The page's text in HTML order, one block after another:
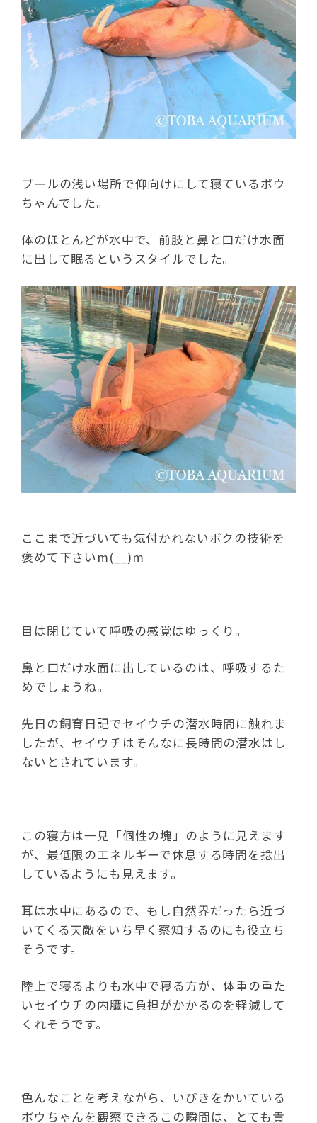
プールの浅い場所で仰向けにして寝ているポウ
ちゃんでした。
体のほとんどが水中で、前肢と鼻と口だけ水面
に出して眠るというスタイルでした。
ここまで近づいても気付かれないボクの技術を
褒めて下さいm(__)m
目は閉じていて呼吸の感覚はゆっくり。
鼻と口だけ水面に出しているのは、呼吸するた
めでしょうね。
先日の飼育日記でセイウチの潜水時間に触れま
したが、セイウチはそんなに長時間の潜水はし
ないとされています。
この寝方は一見「個性の塊」のように見えます
が、最低限のエネルギーで休息する時間を捻出
しているようにも見えます。
耳は水中にあるので、もし自然界だったら近づ
いてくる天敵をいち早く察知するのにも役立ち
そうです。
陸上で寝るよりも水中で寝る方が、体重の重た
いセイウチの内臓に負担がかかるのを軽減して
くれそうです。
色んなことを考えながら、いびきをかいている
ポウちゃんを観察できるこの瞬間は、とても貴